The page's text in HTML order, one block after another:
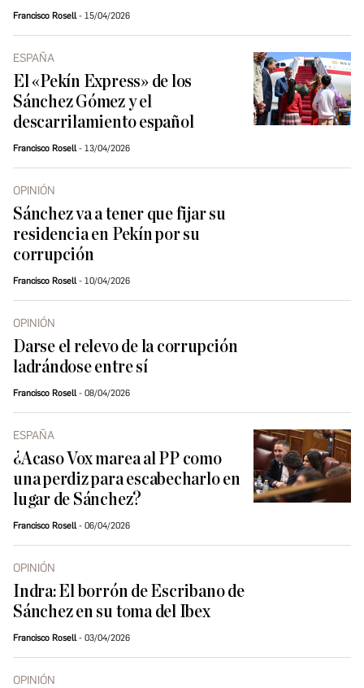
Francisco Rosell 15/04/2026
ESPAÑA
El «Pekín Express» de los
Sánchez Gómez y el
descarrilamiento español
Francisco Rosell 13/04/2026
OPINIÓN
Sánchez va a tener que fijar su
residencia en Pekín por su
corrupción
Francisco Rosell 10/04/2026
OPINIÓN
Darse el relevo de la corrupción
ladrándose entre sí
Francisco Rosell 08/04/2026
ESPAÑA
¿Acaso Vox marea al PP como
una perdiz para escabecharlo en
lugar de Sánchez?
Francisco Rosell 06/04/2026
OPINIÓN
Indra: El borrón de Escribano de
Sánchez en su toma del Ibex
Francisco Rosell 03/04/2026
OPINIÓN